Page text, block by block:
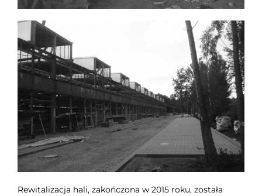
Rewitalizacja hali, zakończona w 2015 roku, została